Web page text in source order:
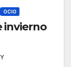
OCIO
invierno